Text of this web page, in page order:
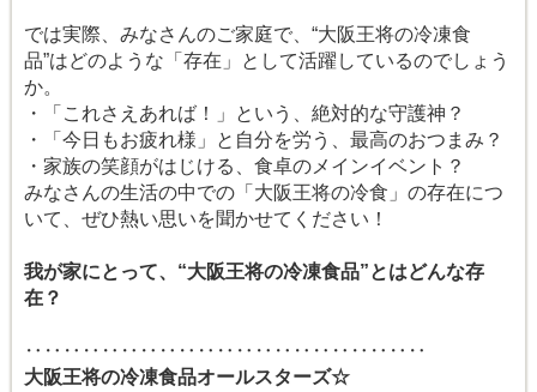
では実際、みなさんのご家庭で、“大阪王将の冷凍食
品”はどのような「存在」として活躍しているのでしょう
か。
・「これさえあれば！」という、絶対的な守護神？
・「今日もお疲れ様」と自分を労う、最高のおつまみ？
・家族の笑顔がはじける、食卓のメインイベント？
みなさんの生活の中での「大阪王将の冷食」の存在につ
いて、ぜひ熱い思いを聞かせてください！
我が家にとって、“大阪王将の冷凍食品”とはどんな存
在？
‥‥‥‥‥‥‥‥‥‥‥‥‥‥‥‥‥‥‥‥‥
大阪王将の冷凍食品オールスターズ☆